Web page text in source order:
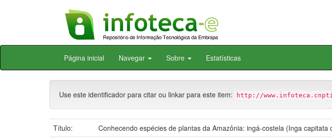
Skip
Página inicial Navegar Sobre Estatísticas
Use este identificador para citar ou linkar para este item: http://
Título:
Conhecendo espécies de plantas da Amazônia: ingá-costela (Inga capitata